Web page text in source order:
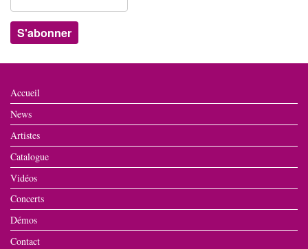
Accueil
News
Artistes
Catalogue
Vidéos
Concerts
Démos
Contact